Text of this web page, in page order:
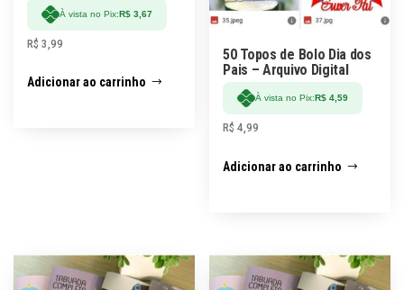
À vista no Pix:R$ 3,67
R$ 3,99
Adicionar ao carrinho
50 Topos de Bolo Dia dos
Pais – Arquivo Digital
À vista no Pix:R$ 4,59
R$ 4,99
Adicionar ao carrinho